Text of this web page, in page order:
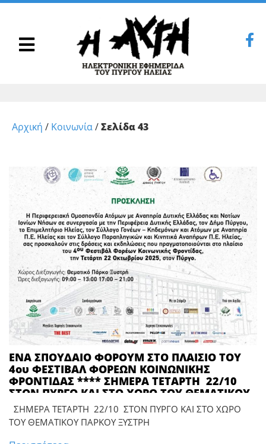
Αρχική / Κοινωνία/Σελίδα 43
ΕΝΑ ΣΠΟΥΔΑΙΟ ΦΟΡΟΥΜ ΣΤΟ ΠΛΑΙΣΙΟ ΤΟΥ
4ου ΦΕΣΤΙΒΑΛ ΦΟΡΕΩΝ ΚΟΙΝΩΝΙΚΗΣ
ΦΡΟΝΤΙΔΑΣ **** ΣΗΜΕΡΑ ΤΕΤΑΡΤΗ 22/10
ΣΤΟΝ ΠΥΡΓΟ ΚΑΙ ΣΤΟ ΧΩΡΟ ΤΟΥ ΘΕΜΑΤΙΚΟΥ
ΠΑΡΚΟΥ ΞΥΣΤΡΗ
ΣΗΜΕΡΑ ΤΕΤΑΡΤΗ 22/10 ΣΤΟΝ ΠΥΡΓΟ ΚΑΙ ΣΤΟ ΧΩΡΟ
ΤΟΥ ΘΕΜΑΤΙΚΟΥ ΠΑΡΚΟΥ ΞΥΣΤΡΗ